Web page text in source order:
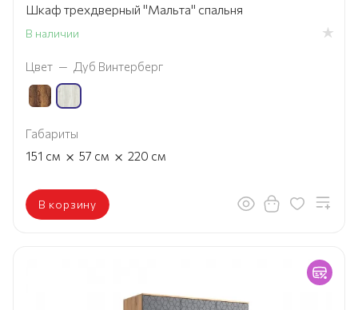
Шкаф трехдверный "Мальта" спальня
В наличии
Цвет — Дуб Винтерберг
Габариты
151 см × 57 см × 220 см
В корзину